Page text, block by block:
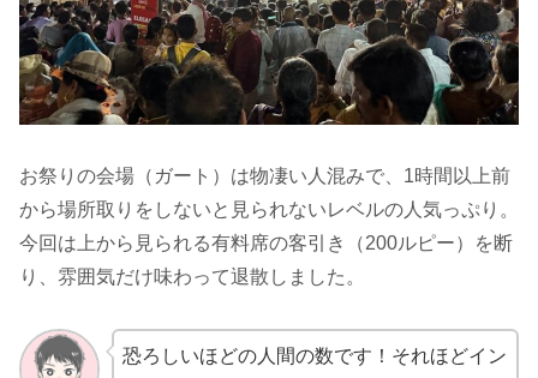
お祭りの会場（ガート）は物凄い人混みで、1時間以上前
から場所取りをしないと見られないレベルの人気っぷり。
今回は上から見られる有料席の客引き（200ルピー）を断
り、雰囲気だけ味わって退散しました。
恐ろしいほどの人間の数です！それほどイン